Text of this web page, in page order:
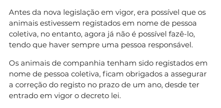
Antes da nova legislação em vigor, era possível que os
animais estivessem registados em nome de pessoa
coletiva, no entanto, agora já não é possível fazê-lo,
tendo que haver sempre uma pessoa responsável.
Os animais de companhia tenham sido registados em
nome de pessoa coletiva, ficam obrigados a assegurar
a correção do registo no prazo de um ano, desde ter
entrado em vigor o decreto lei.